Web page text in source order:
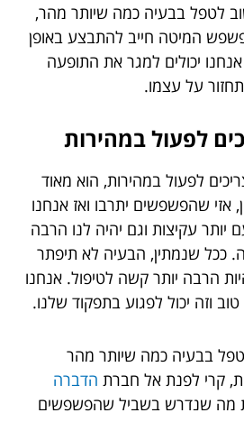
לטפל בבעיה כמה שיותר מהר,
המיטה חייב להתבצע באופן
יכולים למגר את התופעה
על עצמו.
לפעול במהירות
לפעול במהירות, הוא מאוד
אזי שהפשפשים יתרבו ואז אנחנו
עקיצות וגם יהיה לנו הרבה
ככל שנמתין, הבעיה לא תיפתר
הרבה יותר קשה לטיפול. אנחנו
וזה יכול לפגוע בתפקוד שלנו.
בבעיה כמה שיותר מהר
קרי לפנת אל חברת הדברה
מה שנדרש בשביל שהפשפשים